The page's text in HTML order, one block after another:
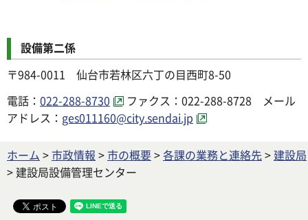
設備第二係
〒984-0011 仙台市若林区六丁の目西町8-50
電話： 022-288-8730
ファクス：022-288-8728 メール
アドレス： ges011160@city.sendai.jp
ホーム >市政情報 >市の概要>各課の業務と連絡先>建設局
> 建設局設備管理センター